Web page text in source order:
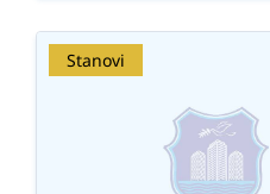
Stanovi